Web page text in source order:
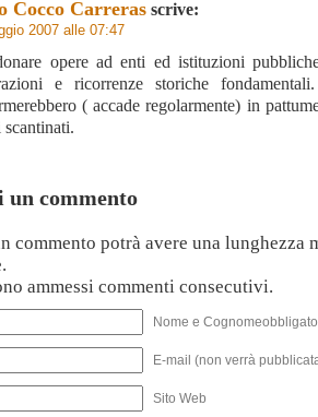
Cocco Carreras scrive:
2007 alle 07:47
opere ad enti ed istituzioni
e ricorrenze storiche
( accade regolarmente) in
scantinati.
un commento
commento potrà avere una lunghezza
ammessi commenti consecutivi.
Nome e
E-mail (non verrà
Sito Web